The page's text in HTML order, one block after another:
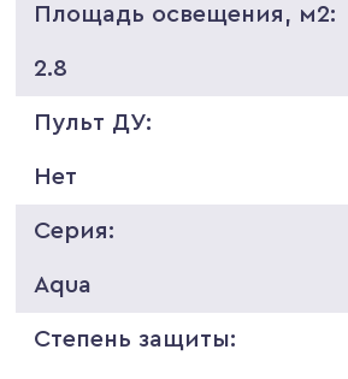
Площадь освещения, м2:
2.8
Пульт ДУ:
Нет
Серия:
Aqua
Степень защиты: